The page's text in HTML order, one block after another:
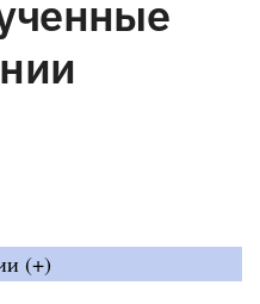
(+)